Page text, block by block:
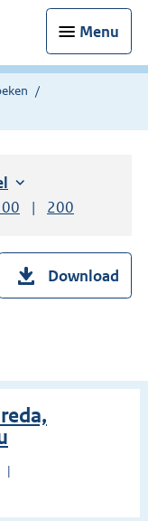
Menu
op:
oplopend
pagina
per pagina
resultaten per
Toon
200
Download